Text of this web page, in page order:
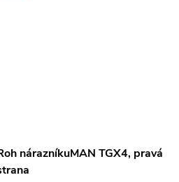
nárazníkuMAN TGX4, pravá